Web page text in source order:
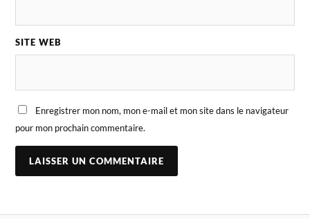
SITE WEB
Enregistrer mon nom, mon e-mail et mon site dans le navigateur
pour mon prochain commentaire.